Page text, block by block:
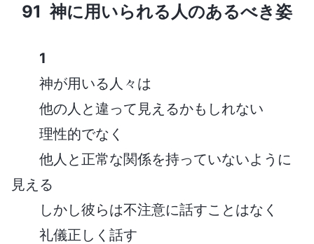
91 神に用いられる人のあるべき姿
1
神が用いる人々は
他の人と違って見えるかもしれない
理性的でなく
他人と正常な関係を持っていないように
見える
しかし彼らは不注意に話すことはなく
礼儀正しく話す